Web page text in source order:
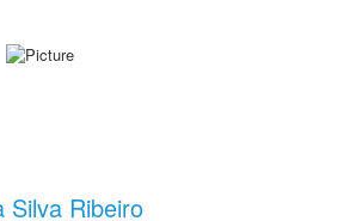
Silva Ribeiro